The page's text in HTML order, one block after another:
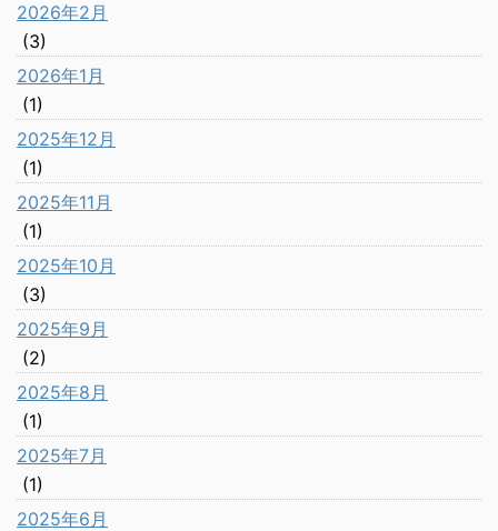
2026年2月
(3)
2026年1月
(1)
2025年12月
(1)
2025年11月
(1)
2025年10月
(3)
2025年9月
(2)
2025年8月
(1)
2025年7月
(1)
2025年6月